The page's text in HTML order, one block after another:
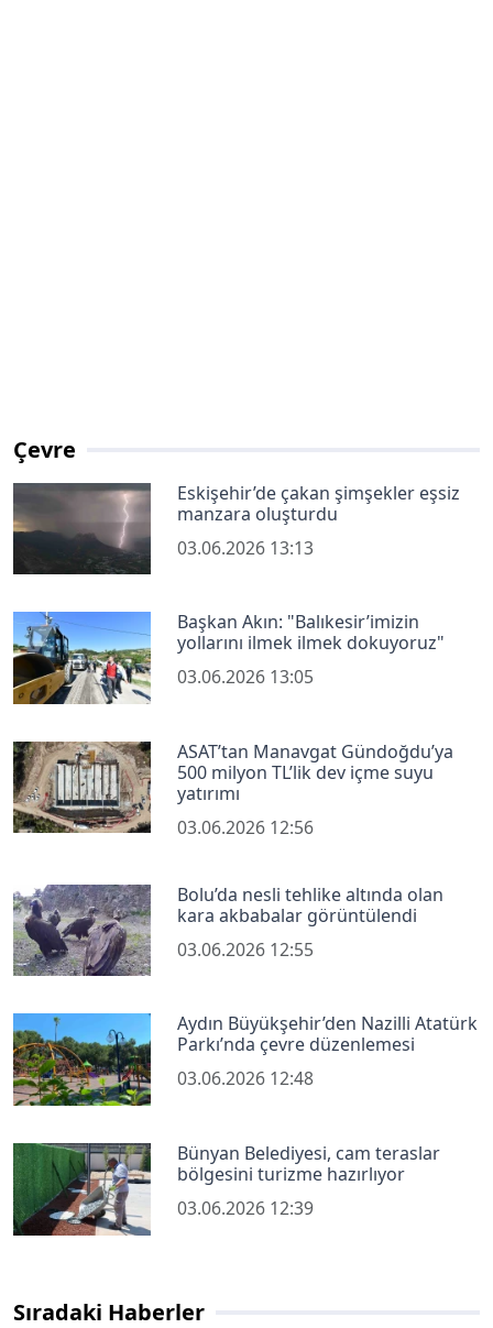
Çevre
Eskişehir’de çakan şimşekler eşsiz
manzara oluşturdu
03.06.2026 13:13
Başkan Akın: "Balıkesir’imizin
yollarını ilmek ilmek dokuyoruz"
03.06.2026 13:05
ASAT’tan Manavgat Gündoğdu’ya
500 milyon TL’lik dev içme suyu
yatırımı
03.06.2026 12:56
Bolu’da nesli tehlike altında olan
kara akbabalar görüntülendi
03.06.2026 12:55
Aydın Büyükşehir’den Nazilli Atatürk
Parkı’nda çevre düzenlemesi
03.06.2026 12:48
Bünyan Belediyesi, cam teraslar
bölgesini turizme hazırlıyor
03.06.2026 12:39
Sıradaki Haberler